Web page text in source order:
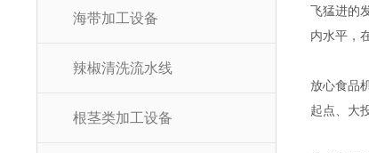
海带加工设备
辣椒清洗流水线
根茎类加工设备
飞猛进的
内水平，
放心食品
起点、大